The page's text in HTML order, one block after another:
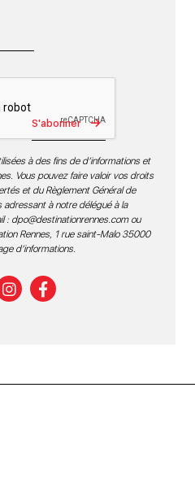
S'abonner
à des fins de d’informations et
Vous pouvez faire valoir vos droits
et du Règlement Général de
adressant à notre délégué à la
: dpo@destinationrennes.comou
Rennes, 1 rue saint-Malo 35000
d’informations.